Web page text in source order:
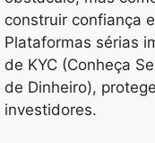
construir confiança
Plataformas sérias
de KYC (Conheça
de Dinheiro),
investidores.